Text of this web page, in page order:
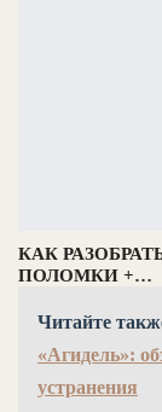
КАК
ПОЛОМКИ +…
Читайте
«Агидель»:
устранения